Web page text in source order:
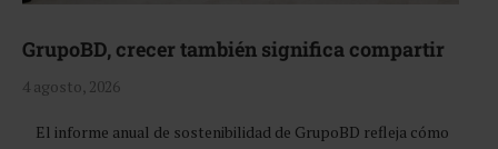
GrupoBD, crecer también significa compartir
4 agosto, 2026
El informe anual de sostenibilidad de GrupoBD refleja cómo